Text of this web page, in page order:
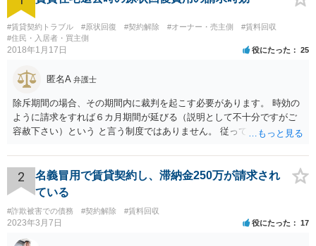
#賃貸契約トラブル #原状回復 #契約解除 #オーナー・売主側
#賃料回収
#住民・入居者・買主側
2018年1月17日 役にたった 25
匿名A 弁護士
除斥期間の場合、その期間内に裁判を起こす必要があります。 時効の
ように請求をすれば６カ月期間が延びる（説明として不十分ですがご
容赦下さい）という と言う制度ではありません。 従って、理論上は１
2
名義冒用で賃貸契約し、滞納金250万が請求され
ている
#詐欺被害での債務 #契約解除 #賃料回収
2023年3月7日 役にたった 17